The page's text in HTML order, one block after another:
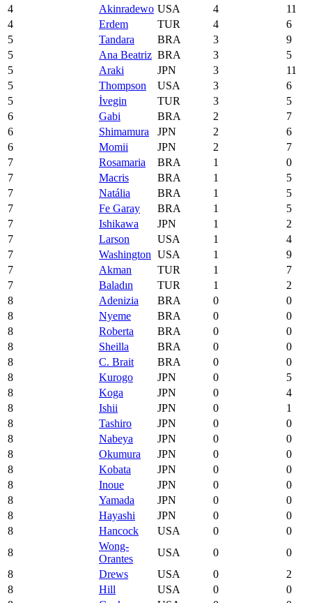
4
Akinradewo USA 4
11
4
Erdem TUR 4
6
5
Tandara BRA 3
9
5
Ana Beatriz BRA 3
5
5
Araki JPN 3
11
5
Thompson USA 3
6
5
İvegin TUR 3
5
6
Gabi BRA 2
7
6
Shimamura JPN 2
6
6
Momii JPN 2
7
7
Rosamaria BRA 1
0
7
Macris BRA 1
5
7
Natália BRA 1
5
7
Fe Garay BRA 1
5
7
Ishikawa JPN 1
2
7
Larson USA 1
4
7
Washington USA 1
9
7
Akman TUR 1
7
7
Baladın TUR 1
2
8
Adenizia BRA 0
0
8
Nyeme BRA 0
0
8
Roberta BRA 0
0
8
Sheilla BRA 0
0
8
C. Brait BRA 0
0
8
Kurogo JPN 0
5
8
Koga JPN 0
4
8
Ishii JPN 0
1
8
Tashiro JPN 0
0
8
Nabeya JPN 0
0
8
Okumura JPN 0
0
8
Kobata JPN 0
0
8
Inoue JPN 0
0
8
Yamada JPN 0
0
8
Hayashi JPN 0
0
8
Hancock USA 0
0
8
Wong-
Orantes
USA 0
0
8
Drews USA 0
2
8
Hill USA 0
0